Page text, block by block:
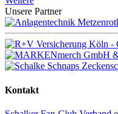
Unsere Partner
Kontakt